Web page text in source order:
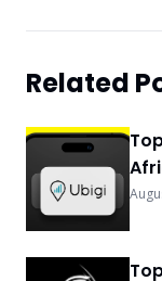
Related